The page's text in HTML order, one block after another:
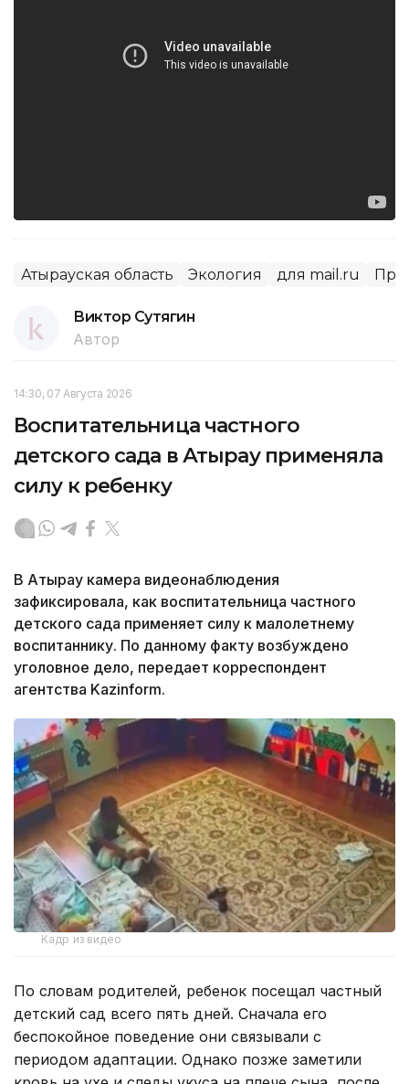
Атырауская область Экология для mail.ru
Виктор Сутягин
Автор
14:30, 07 Августа 2026
Воспитательница частного
детского сада в Атырау применяла
силу к ребенку
В Атырау камера видеонаблюдения
зафиксировала, как воспитательница частного
детского сада применяет силу к малолетнему
воспитаннику. По данному факту возбуждено
уголовное дело, передает корреспондент
агентства Kazinform.
Кадр из видео
По словам родителей, ребенок посещал частный
детский сад всего пять дней. Сначала его
беспокойное поведение они связывали с
периодом адаптации. Однако позже заметили